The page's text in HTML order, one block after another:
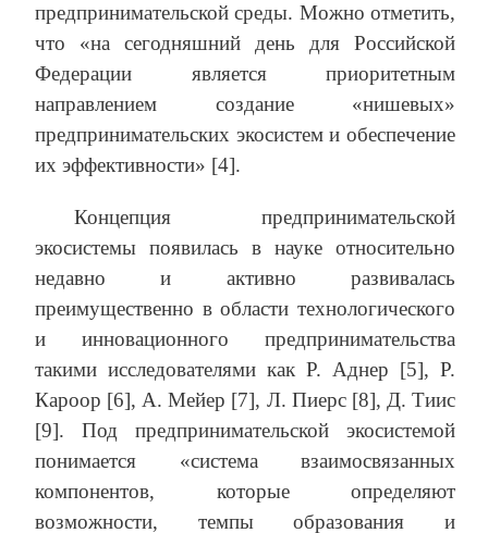
предпринимательской среды. Можно отметить,
что «на сегодняшний день для Российской
Федерации является приоритетным
направлением создание «нишевых»
предпринимательских экосистем и обеспечение
их эффективности» [4].
Концепция предпринимательской
экосистемы появилась в науке относительно
недавно и активно развивалась
преимущественно в области технологического
и инновационного предпринимательства
такими исследователями как Р. Аднер [5], Р.
Кароор [6], А. Мейер [7], Л. Пиерс [8], Д. Тиис
[9]. Под предпринимательской экосистемой
понимается «система взаимосвязанных
компонентов, которые определяют
возможности, темпы образования и